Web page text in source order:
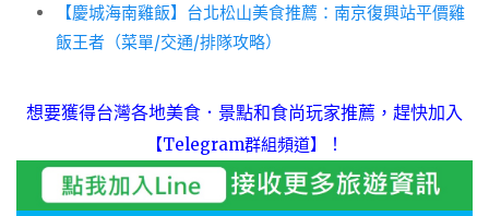
【慶城海南雞飯】台北松山美食推薦：南京復興站平價雞
飯王者（菜單/交通/排隊攻略）
想要獲得台灣各地美食．景點和食尚玩家推薦，趕快加入
【Telegram群組頻道】 ！